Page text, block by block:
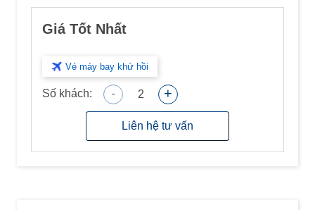
Giá Tốt Nhất
Vé máy bay khứ hồi
Số khách: - 2 +
Liên hệ tư vấn